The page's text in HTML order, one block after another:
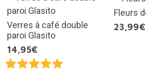
Verres à café double
paroi Glasito
14,95€
Fleurs
23,99€